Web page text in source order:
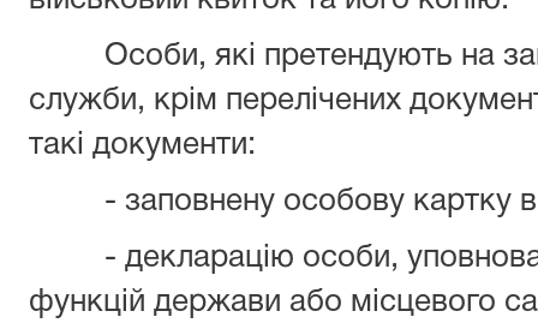
Особи, які претендують на
служби, крім перелічених
такі документи:
- заповнену особову картку
- декларацію особи,
функцій держави або місцевого